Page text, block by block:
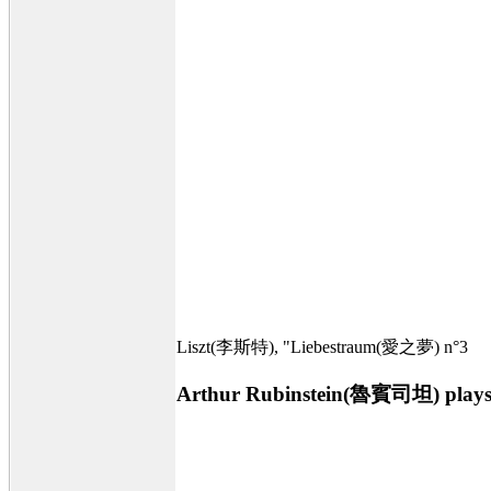
Liszt(李斯特), "Liebestraum(愛之夢) n°3
Arthur Rubinstein(魯賓司坦)